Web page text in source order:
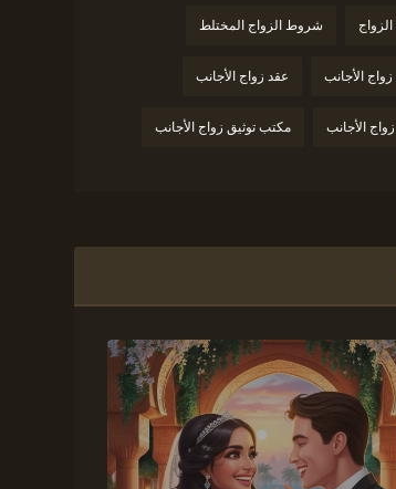
شروط الزواج المختلط
الأجانب عقد زواج الأجانب
الأجانب مكتب توثيق زواج الأجانب